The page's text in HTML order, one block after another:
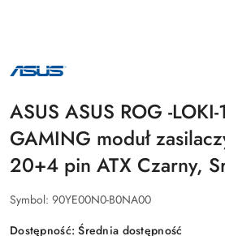
NAZWA
PRODUCENTA:
ASUS ASUS ROG -LOKI-
GAMING moduł
20+4 pin ATX Czarny,
Symbol: 90YE00N0-B0NA00
Dostępność:Średnia dostępność